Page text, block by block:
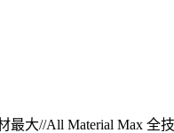
最大//All Material Max